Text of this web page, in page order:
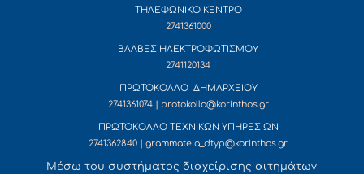
ΤΗΛΕΦΩΝΙΚΟ ΚΕΝΤΡΟ
2741361000
ΒΛΑΒΕΣ ΗΛΕΚΤΡΟΦΩΤΙΣΜΟΥ
2741120134
ΠΡΩΤΟΚΟΛΛΟ ΔΗΜΑΡΧΕΙΟΥ
2741361074 | protokollo@korinthos.gr
ΠΡΩΤΟΚΟΛΛΟ ΤΕΧΝΙΚΩΝ ΥΠΗΡΕΣΙΩΝ
2741362840 | grammateia_dtyp@korinthos.gr
Mέσω του συστήματος διαχείρισης αιτημάτων